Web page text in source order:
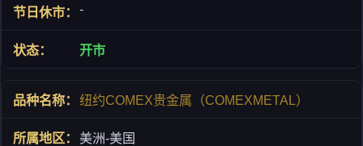
-
开市
纽约COMEX贵金属（COMEXMETAL）
美洲-美国